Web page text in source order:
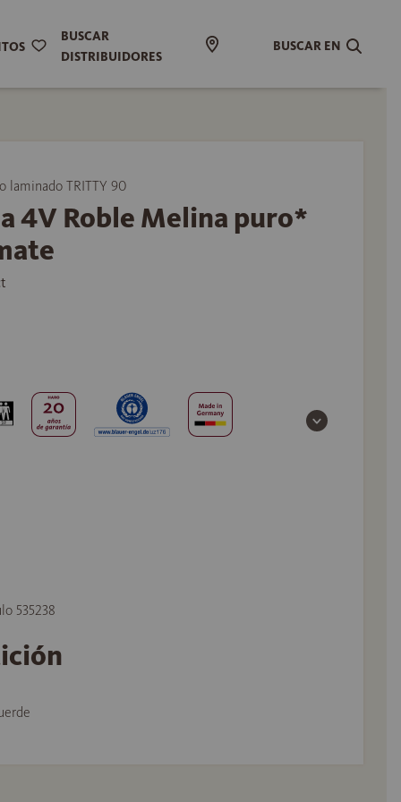
BUSCAR
DISTRIBUIDORES
BUSCAR EN
laminado TRITTY 90
4V Roble Melina puro*
535238